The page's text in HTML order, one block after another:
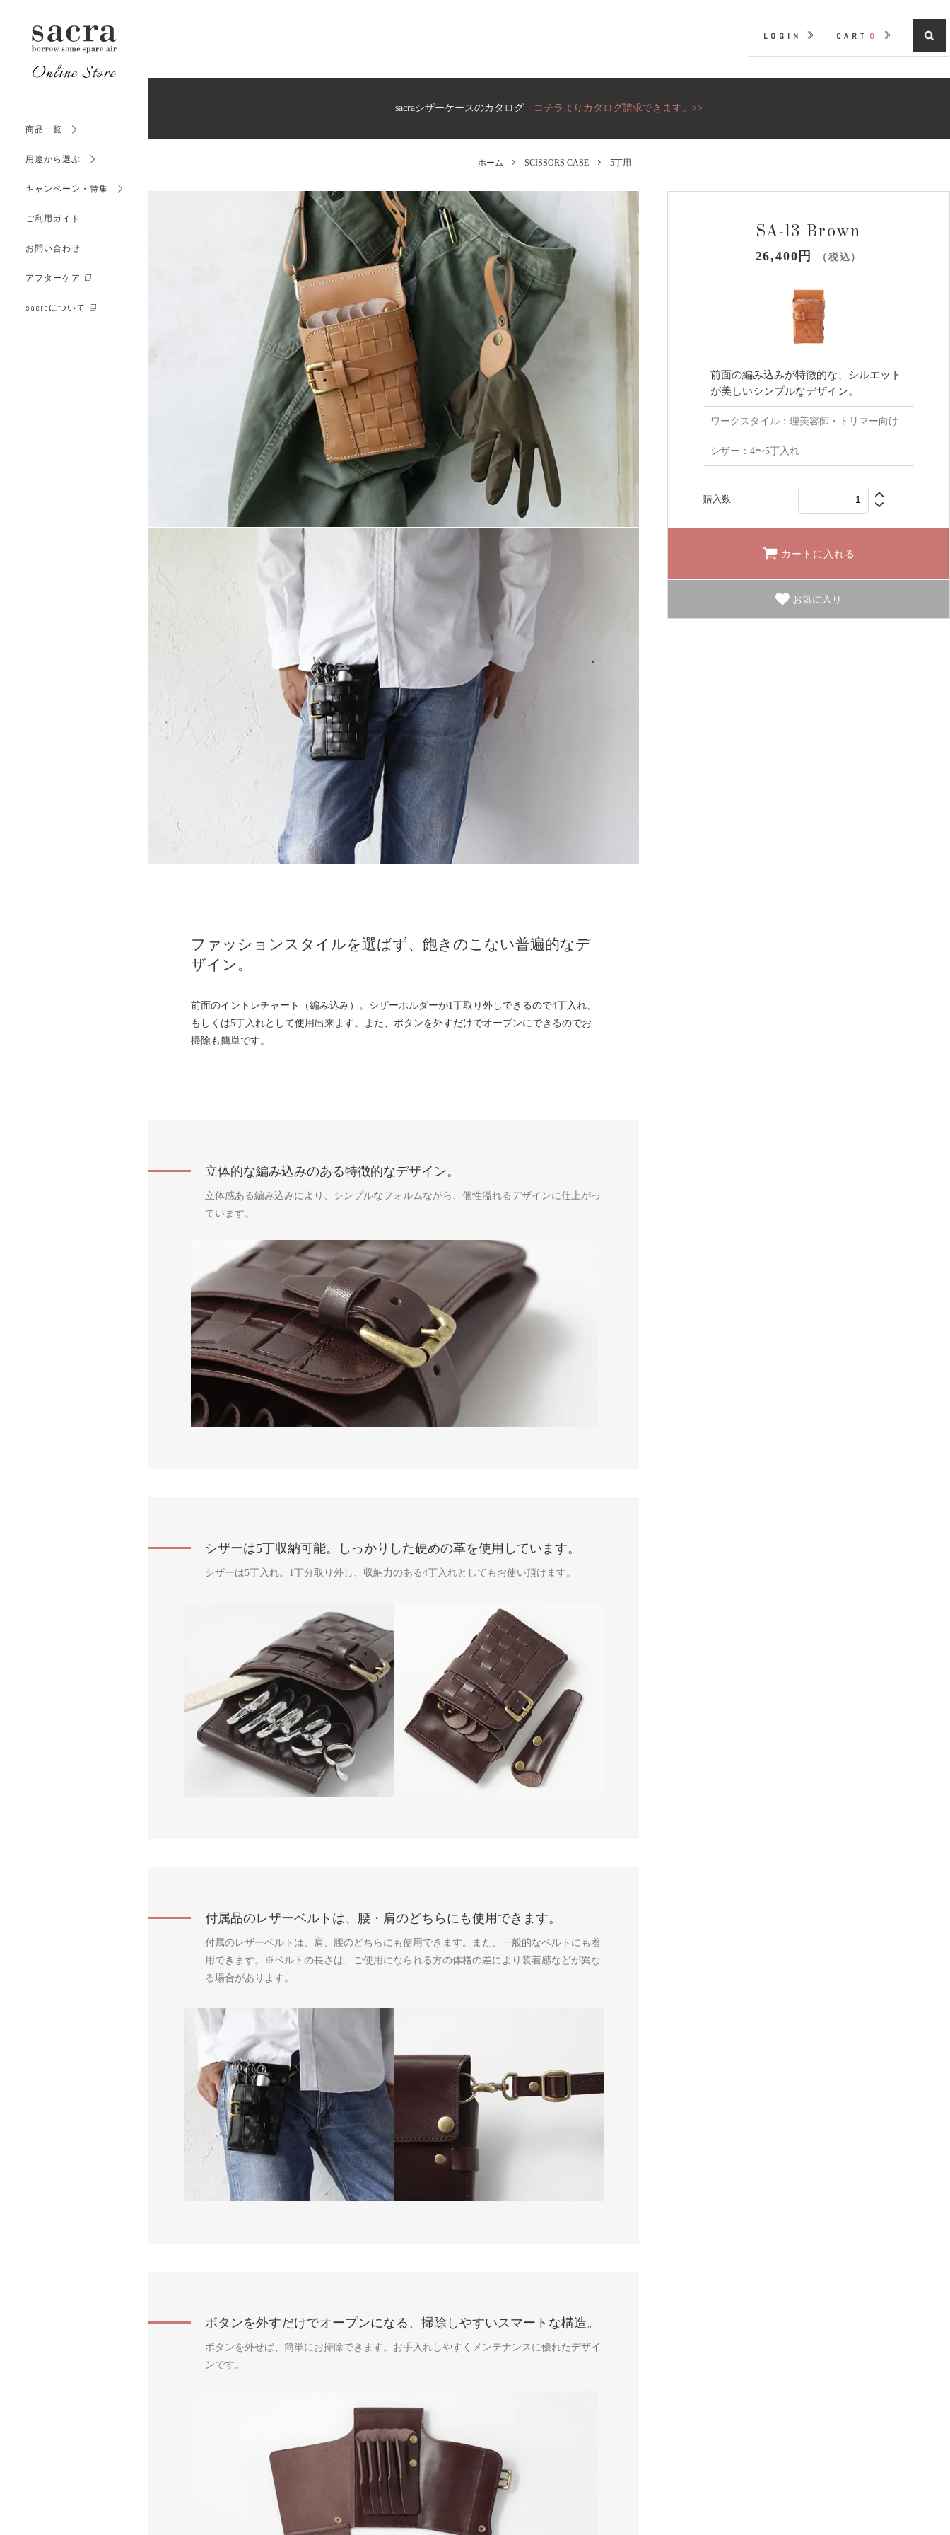
CART 0
LOGIN
商品一覧
OUTLET
アウトレット
WEB LIMITED
WEB限定商品
用途から選ぶ
サイズから選ぶ
（FLORIST CASE）
カラーから選ぶ
（FLORIST CASE）
価格から選ぶ
（FLORIST CASE）
キャンペーン・特集
ご利用ガイド
お問い合わせ
アフターケア
sacraについて
sacraシザーケースのカタログ コチラよりカタログ請求できます。>>
ホーム SCISSORS CASE 5丁用
SA-13 Brown
26,400円 （税込）
前面の編み込みが特徴的な、シルエット
が美しいシンプルなデザイン。
ワークスタイル：理美容師・トリマー向け
シザー：4〜5丁入れ
購入数
カートに入れる
お気に入り
ファッションスタイルを選ばず、飽きのこない普遍的なデ
ザイン。
前面のイントレチャート（編み込み）。シザーホルダーが1丁取り外しできるので4丁入れ、
もしくは5丁入れとして使用出来ます。また、ボタンを外すだけでオープンにできるのでお
掃除も簡単です。
立体的な編み込みのある特徴的なデザイン。
立体感ある編み込みにより、シンプルなフォルムながら、個性溢れるデザインに仕上がっ
ています。
シザーは5丁収納可能。しっかりした硬めの革を使用しています。
シザーは5丁入れ。1丁分取り外し、収納力のある4丁入れとしてもお使い頂けます。
付属品のレザーベルトは、腰・肩のどちらにも使用できます。
付属のレザーベルトは、肩、腰のどちらにも使用できます。また、一般的なベルトにも着
用できます。※ベルトの長さは、ご使用になられる方の体格の差により装着感などが異な
る場合があります。
ボタンを外すだけでオープンになる、掃除しやすいスマートな構造。
ボタンを外せば、簡単にお掃除できます。お手入れしやすくメンテナンスに優れたデザイ
ンです。